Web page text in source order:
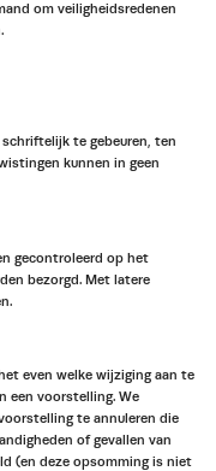
om veiligheidsredenen
te gebeuren, ten
kunnen in geen
gecontroleerd op het
bezorgd. Met latere
even welke wijziging aan te
een voorstelling. We
te annuleren die
of gevallen van
(en deze opsomming is niet